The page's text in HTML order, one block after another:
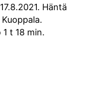
Häntä
t 18 min.